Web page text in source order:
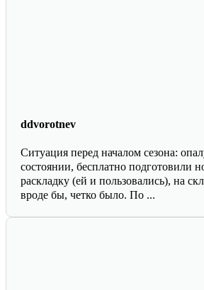
ddvorotnev
Ситуация перед началом сезона:
состоянии, бесплатно подготовили
раскладку (ей и пользовались), на
вроде бы, четко было. По ...